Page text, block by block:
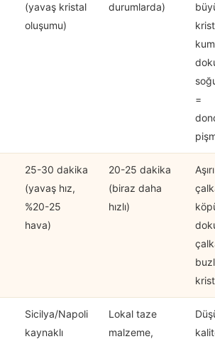
(yavaş kristal
oluşumu)
durumlarda)
=
25-30 dakika
(yavaş hız,
%20-25
hava)
20-25 dakika
(biraz daha
hızlı)
Aşırı
Sicilya/Napoli
kaynaklı
Lokal taze
malzeme,